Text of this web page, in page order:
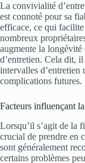
La convivialité
est connoté pour sa
efficace, ce qui
nombreux
augmente la
d’entretien. Cela dit,
intervalles d’entretien
complications futures.
Facteurs influençant
Lorsqu’il s’agit de la
crucial de prendre en
sont généralement
certains problèmes